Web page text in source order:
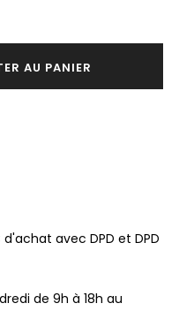
AU PANIER
avec DPD et DPD
de 9h à 18h au